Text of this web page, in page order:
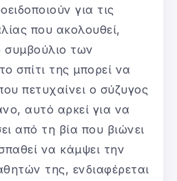
για τις
που ακολουθεί,
συμβούλιο των
σπίτι της μπορεί να
πετυχαίνει ο σύζυγος
αυτό αρκεί για να
από τη βία που βιώνει
να κάμψει την
της, ενδιαφέρεται